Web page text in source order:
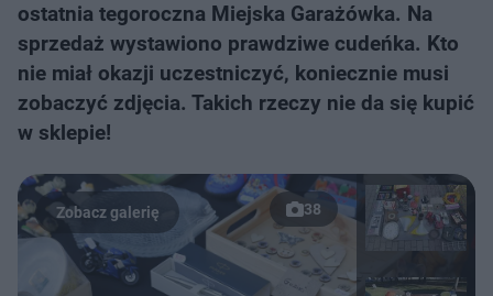
ostatnia tegoroczna Miejska Garażówka. Na
sprzedaż wystawiono prawdziwe cudeńka. Kto
nie miał okazji uczestniczyć, koniecznie musi
zobaczyć zdjęcia. Takich rzeczy nie da się kupić
w sklepie!
38